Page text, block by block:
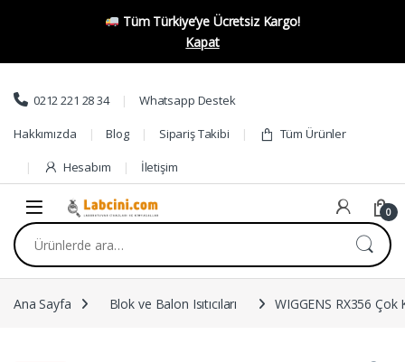
Tüm Türkiye’ye Ücretsiz Kargo!
Kapat
Skip to navigation
Skip to content
0212 221 28 34 Whatsapp Destek
Hakkımızda Blog Sipariş Takibi Tüm Ürünler
Hesabım İletişim
0
Ara:
Ana Sayfa Blok ve Balon Isıtıcıları WIGGENS RX356